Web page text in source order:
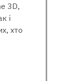
3D,
і
хто